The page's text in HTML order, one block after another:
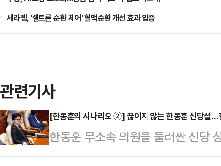
세라젬, '셀트론 순환 체어' 혈액순환 개선 효과 입증
관련기사
[한동훈의 시나리오 ②] 끊이지 않는 한동훈 신당설…
한동훈 무소속 의원을 둘러싼 신당
부산 북갑 보궐선거에서 당선되며